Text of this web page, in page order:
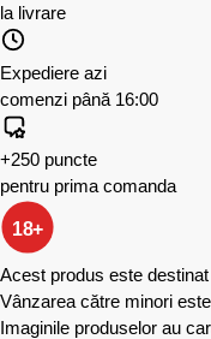
la livrare
Expediere azi
comenzi până 16:00
+250 puncte
pentru prima comanda
18+
Acest produs este
Vânzarea către minori
Imaginile produselor au